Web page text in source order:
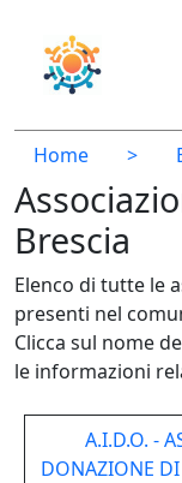
Home >
Brescia
Elenco di tutte le
presenti nel
Clicca sul nome
le informazioni
A.I.D.O. -
DONAZIONE DI